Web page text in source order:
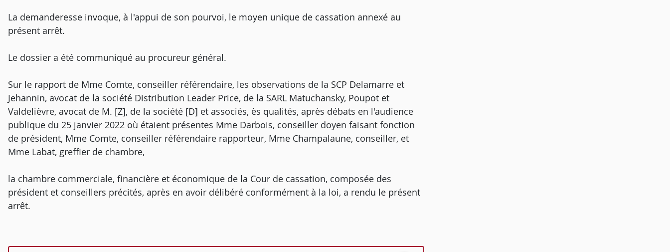
La demanderesse invoque, à l'appui de son pourvoi, le moyen unique de cassation annexé au
présent arrêt.
Le dossier a été communiqué au procureur général.
Sur le rapport de Mme Comte, conseiller référendaire, les observations de la SCP Delamarre et
Jehannin, avocat de la société Distribution Leader Price, de la SARL Matuchansky, Poupot et
Valdelièvre, avocat de M. [Z], de la société [D] et associés, ès qualités, après débats en l'audience
publique du 25 janvier 2022 où étaient présentes Mme Darbois, conseiller doyen faisant fonction
de président, Mme Comte, conseiller référendaire rapporteur, Mme Champalaune, conseiller, et
Mme Labat, greffier de chambre,
la chambre commerciale, financière et économique de la Cour de cassation, composée des
président et conseillers précités, après en avoir délibéré conformément à la loi, a rendu le présent
arrêt.